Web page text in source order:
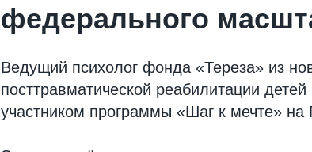
федерального
Ведущий психолог фонда «Тереза» из
посттравматической реабилитации
участником программы «Шаг к мечте» на